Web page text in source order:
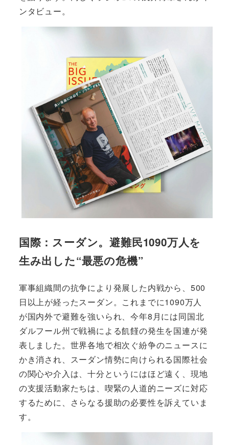
ンタビュー。
国際：スーダン。避難民1090万人を
生み出した“最悪の危機”
軍事組織間の抗争により発展した内戦から、500
日以上が経ったスーダン。これまでに1090万人
が国内外で避難を強いられ、今年8月には同国北
ダルフール州で戦禍による飢饉の発生を国連が発
表しました。世界各地で相次ぐ紛争のニュースに
かき消され、スーダン情勢に向けられる国際社会
の関心や介入は、十分というにはほど遠く、現地
の支援活動家たちは、喫緊の人道的ニーズに対応
するために、さらなる援助の必要性を訴えていま
す。